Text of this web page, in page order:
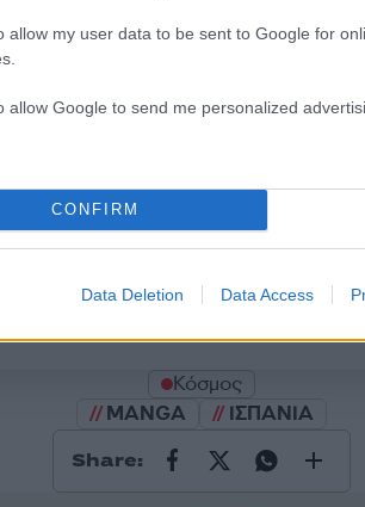
allow my user data to be sent to Google for
allow Google to send me personalized
CONFIRM
Data Deletion Data Access
Κόσμος
MANGA
ΙΣΠΑΝΙΑ
Share: